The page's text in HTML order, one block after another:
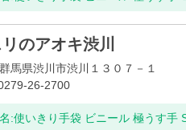
のアオキ渋川
馬県渋川市渋川１３０７－１
26-2700
:使いきり手袋 ビニール 極うす手